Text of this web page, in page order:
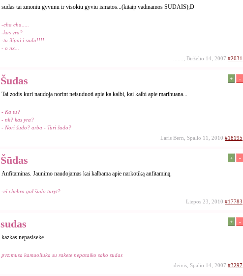
sudas tai zmoniu gyvunu ir visokiu gyviu ismatos...(kitaip vadinamos SUDAIS);D
-cha cha.....
-kas yra?
-tu ilipai i suda!!!!
- o nx...
......., Birželio 14, 2007 #2031
Šudas + -
Tai zodis kuri naudoja norint neisuduoti apie ka kalbi, kai kalbi apie marihuana...
- Ka tu?
- nk? kas yra?
- Nori šudo? arba - Turi šudo?
Laris Bern, Spalio 11, 2010 #18195
Šūdas + -
Anfitaminas. Jaunimo naudojamas kai kalbama apie narkotiką anfitaminą.
-ei chebra gal šudo turyt?
Liepos 23, 2010 #17783
sudas + -
kazkas nepasiseke
pvz:musa kamuoliuka su rakete nepataiko sako sudas
deivis, Spalio 14, 2007 #3297